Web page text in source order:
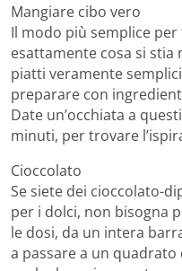
Mangiare cibo vero
Il modo più semplice
esattamente cosa si stia
piatti veramente
preparare con
Date un’occhiata a questi
minuti, per trovare
Cioccolato
Se siete dei cioccolato-
per i dolci, non bisogna
le dosi, da un intera
a passare a un